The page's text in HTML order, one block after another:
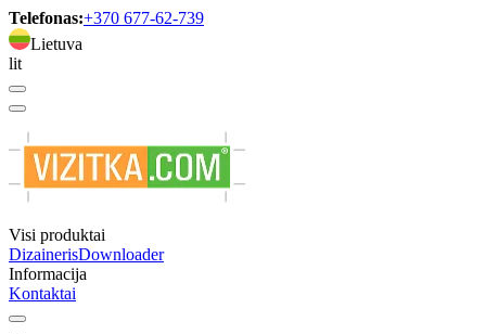
Telefonas:+370 677-62-739
Lietuva
lit
Visi produktai
DizainerisDownloader
Informacija
Kontaktai